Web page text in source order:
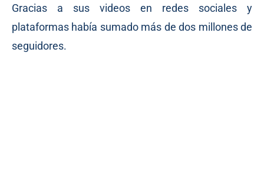
Gracias a sus videos en redes sociales y
plataformas había sumado más de dos millones de
seguidores.